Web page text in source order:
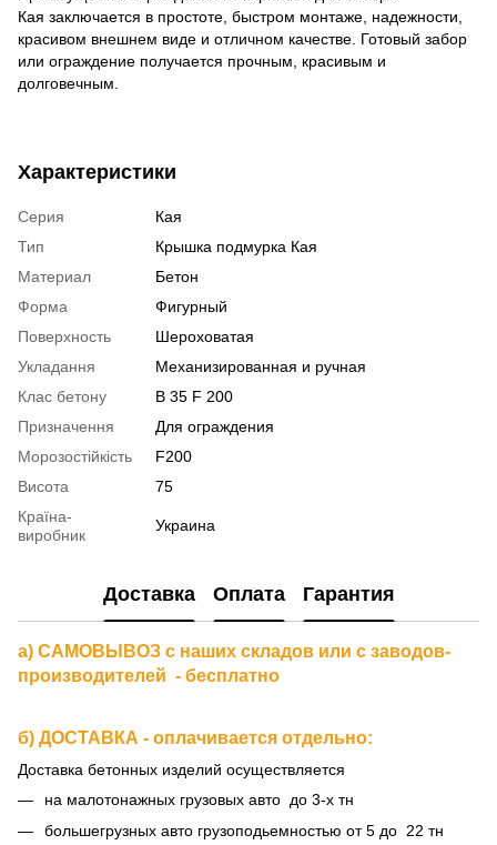
Кая заключается в простоте, быстром монтаже, надежности,
красивом внешнем виде и отличном качестве. Готовый забор
или ограждение получается прочным, красивым и
долговечным.
Характеристики
Серия
Кая
Тип
Крышка подмурка Кая
Материал
Бетон
Форма
Фигурный
Поверхность
Шероховатая
Укладання
Механизированная и ручная
Клас бетону
В 35 F 200
Призначення
Для ограждения
Морозостійкість
F200
Висота
75
Країна-
виробник
Украина
Доставка Оплата Гарантия
а) САМОВЫВОЗ с наших складов или с заводов-
производителей - бесплатно
б) ДОСТАВКА - оплачивается отдельно:
Доставка бетонных изделий осуществляется
на малотонажных грузовых авто до 3-х тн
большегрузных авто грузоподьемностью от 5 до 22 тн